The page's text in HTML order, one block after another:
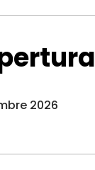
2026